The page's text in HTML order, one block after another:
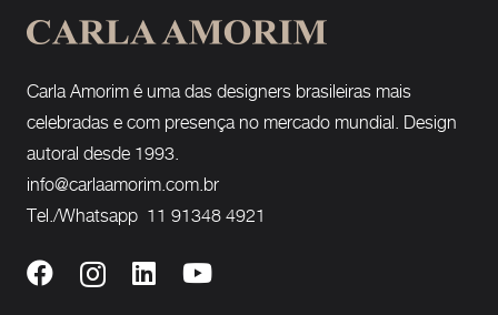
Carla Amorim é uma das designers brasileiras mais
celebradas e com presença no mercado mundial. Design
autoral desde 1993.
info@carlaamorim.com.br
Tel./Whatsapp 11 91348 4921